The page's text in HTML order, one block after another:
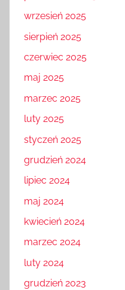
wrzesień 2025
sierpień 2025
czerwiec 2025
maj 2025
marzec 2025
luty 2025
styczeń 2025
grudzień 2024
lipiec 2024
maj 2024
kwiecień 2024
marzec 2024
luty 2024
grudzień 2023